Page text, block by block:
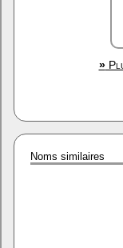
»
Noms similaires